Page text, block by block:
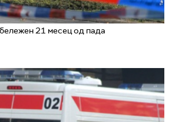
21 месец од пада